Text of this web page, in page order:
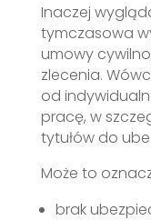
Inaczej
tymczasowa
umowy
zlecenia.
od
pracę, w
tytułów do
Może to
brak